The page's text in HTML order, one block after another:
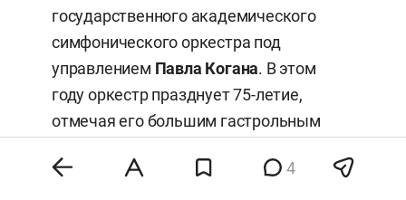
государственного академического
симфонического оркестра под
управлением Павла Когана. В этом
году оркестр празднует 75-летие,
отмечая его большим гастрольным
представит программу «Русские
4